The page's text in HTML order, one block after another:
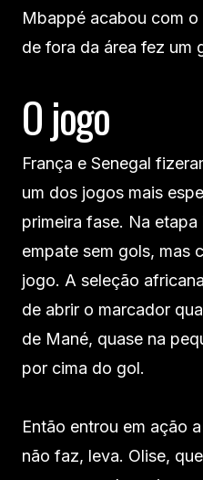
Mbappé acabou com
de fora da área fez um
O jogo
França e Senegal
um dos jogos mais
primeira fase. Na etapa
empate sem gols, mas
jogo. A seleção
de abrir o marcador
de Mané, quase na
por cima do gol.
Então entrou em ação
não faz, leva. Olise,